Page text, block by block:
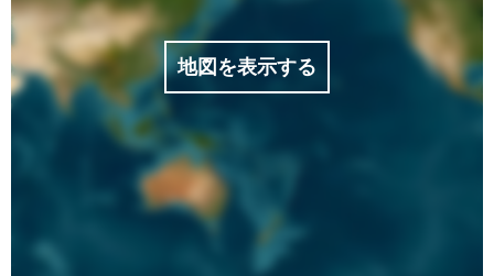
地図を表示する